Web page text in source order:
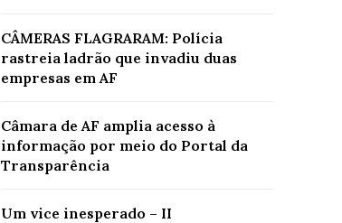
CÂMERAS FLAGRARAM: Polícia
rastreia ladrão que invadiu duas
empresas em AF
Câmara de AF amplia acesso à
informação por meio do Portal da
Transparência
Um vice inesperado – II